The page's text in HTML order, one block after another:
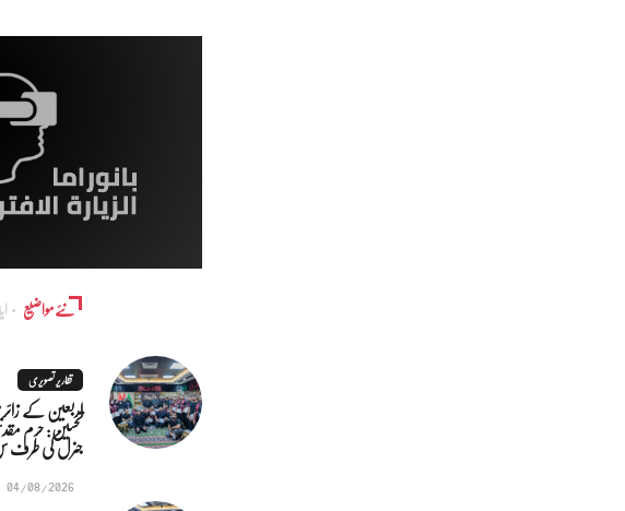
نئے مواضیع
تقاریر تصویری
اربعین کے
تحسین: حرم
جنرل کی
04/08/2026